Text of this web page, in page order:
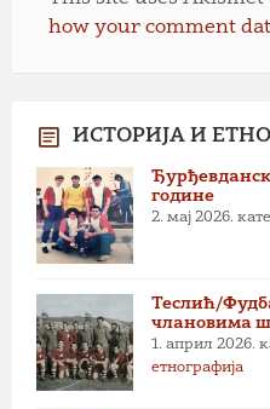
how your comment
ИСТОРИЈА И
године
2. мај 2026.
Теслић/
члановима
1. април 2026.
етнографија